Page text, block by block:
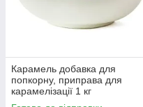
Карамель добавка для
попкорну, приправа для
карамелізації 1 кг